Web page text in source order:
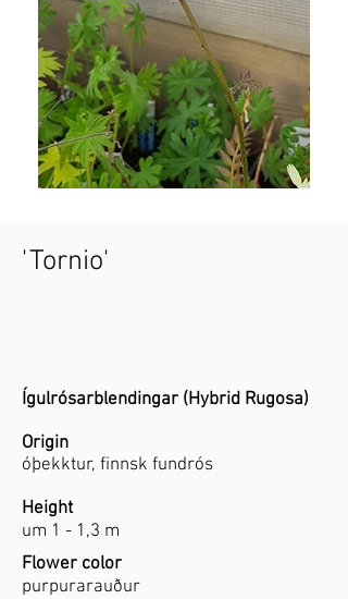
'Tornio'
Ígulrósarblendingar (Hybrid Rugosa)
Origin
óþekktur, finnsk fundrós
Height
um 1 - 1,3 m
Flower color
purpurarauður